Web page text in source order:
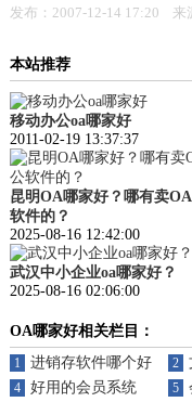
发布：2007-12-14 17:20
本站推荐
移动办公oa哪家好
2011-02-19 13:37:37
昆明OA哪家好？哪有卖
软件的？
2025-08-16 12:42:00
武汉中小企业oa哪家好？
2025-08-16 02:06:00
OA哪家好相关栏目：
1 进销存软件哪个好 2
4 好用的会员系统 5